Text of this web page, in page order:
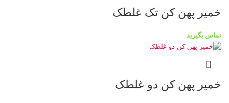
خمیر پهن کن تک غلطک
تماس بگیرید
خمیر پهن کن دو غلطک